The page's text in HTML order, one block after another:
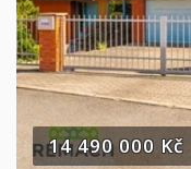
14 490 000 Kč